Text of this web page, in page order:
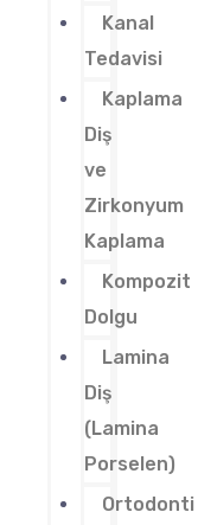
Kanal
Tedavisi
Kaplama
Diş
ve
Zirkonyum
Kaplama
Kompozit
Dolgu
Lamina
Diş
(Lamina
Porselen)
Ortodonti